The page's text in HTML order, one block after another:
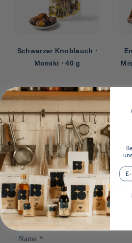
Schwarzer Knoblauch ⋅
Momiki ⋅ 40 g
‹
Hinterlasse einen
Bewertung
Name *